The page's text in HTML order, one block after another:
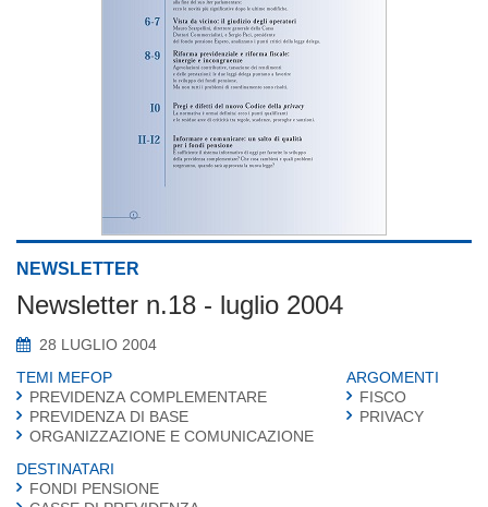
NEWSLETTER
Newsletter n.18 - luglio 2004
28 LUGLIO 2004
TEMI MEFOP
PREVIDENZA COMPLEMENTARE
PREVIDENZA DI BASE
ORGANIZZAZIONE E COMUNICAZIONE
ARGOMENTI
FISCO
PRIVACY
DESTINATARI
FONDI PENSIONE